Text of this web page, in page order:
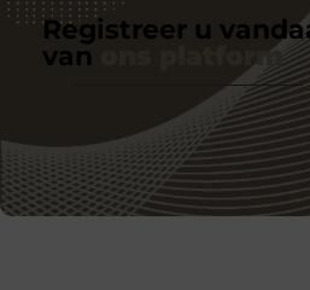
Registreer u
van
ons platform